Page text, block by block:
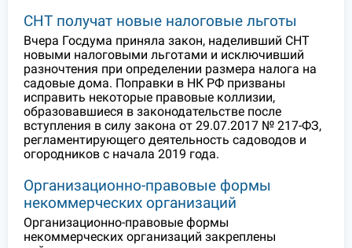
СНТ получат новые налоговые льготы
Вчера Госдума приняла закон, наделивший СНТ
новыми налоговыми льготами и исключивший
разночтения при определении размера налога на
садовые дома. Поправки в НК РФ призваны
исправить некоторые правовые коллизии,
образовавшиеся в законодательстве после
вступления в силу закона от 29.07.2017 № 217-ФЗ,
регламентирующего деятельность садоводов и
огородников с начала 2019 года.
Организационно-правовые формы
некоммерческих организаций
Организационно-правовые формы
некоммерческих организаций закреплены